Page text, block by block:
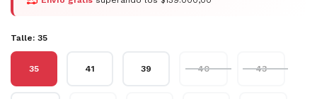
Talle: 35
35 41 39 40 43